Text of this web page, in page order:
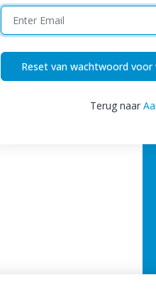
Reset van wachtwoord
Terug naar